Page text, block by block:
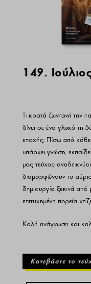
149.
Τι κρατά ζωντανή την
δίνει σε ένα γλυκό τη
εποχής; Πίσω από κάθε
υπάρχει γνώση,
μας τεύχος
διαμορφώνουν το
δημιουργία ξεκινά
επιτυχημένη πορεία
Καλή ανάγνωση και
Κατεβάστε το